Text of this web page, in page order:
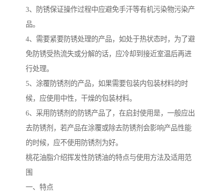
3、防锈保证操作过程中应避免手汗等有机污染物污染产
品。
4、需要紧要防锈处理的产品，如处于热状态时，为了避
免防锈受热流失或分解的话，应冷却到接近室温后再进
行处理。
5、涂覆防锈剂的产品，如果需要包装内包装材料的时
候，应使用中性，干燥的包装材料。
6、采用防锈剂的防锈产品了，在启封使用是，一般应出
去防锈剂，若产品在涂覆或除去防锈剂会影响产品性能
的时候，应不使用防锈剂为好。
桃花油脂介绍挥发性防锈油的特点与使用方法及适用范
围
一、特点